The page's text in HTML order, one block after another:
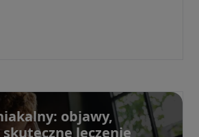
objawy,
leczenie